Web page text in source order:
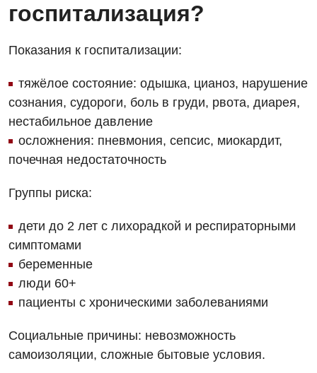
Бесплатные услуги
Вакцинация
Гастроэнтерология
Гематология
Гинекологическое отделение
Дерматовенерология
Диетология
Дневной стационар
Кардиология
Кардиохирургия
Маммология
Медицинская психология
Хирургическое отделение
Эндоскопическое отделение
госпитализация?
Показания к госпитализации:
тяжёлое состояние: одышка, цианоз, нарушение
сознания, судороги, боль в груди, рвота, диарея,
нестабильное давление
осложнения: пневмония, сепсис, миокардит,
почечная недостаточность
Группы риска:
дети до 2 лет с лихорадкой и респираторными
симптомами
беременные
люди 60+
пациенты с хроническими заболеваниями
Социальные причины: невозможность
самоизоляции, сложные бытовые условия.